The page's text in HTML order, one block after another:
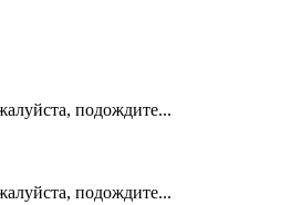
подождите...
подождите...